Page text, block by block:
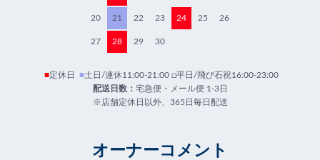
20 21 22 23 24 25 26
27 28 29 30
■定休日 ■土日/連休11:00-21:00 □平日/飛び石祝16:00-23:00
配送日数： 宅急便・メール便 1-3日
※店舗定休日以外、365日毎日配送
オーナーコメント